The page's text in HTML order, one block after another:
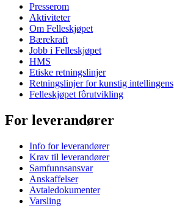
Presserom
Aktiviteter
Om Felleskjøpet
Bærekraft
Jobb i Felleskjøpet
HMS
Etiske retningslinjer
Retningslinjer for kunstig intellingens
Felleskjøpet fôrutvikling
For leverandører
Info for leverandører
Krav til leverandører
Samfunnsansvar
Anskaffelser
Avtaledokumenter
Varsling